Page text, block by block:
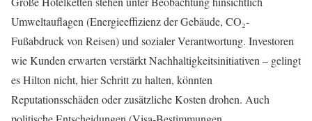
Umweltauflagen (Energieeffizienz der Gebäude, CO₂-
Fußabdruck von Reisen) und sozialer Verantwortung. Investoren
wie Kunden erwarten verstärkt Nachhaltigkeitsinitiativen – gelingt
es Hilton nicht, hier Schritt zu halten, könnten
Reputationsschäden oder zusätzliche Kosten drohen. Auch